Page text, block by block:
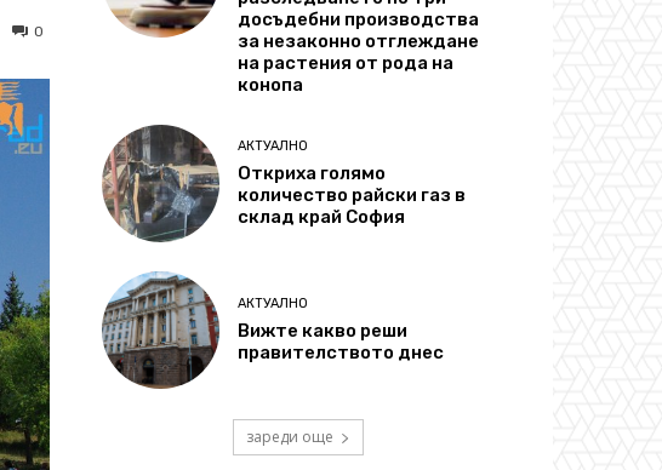
0
досъдебни производства
за незаконно отглеждане
на растения от рода на
конопа
АКТУАЛНО
Откриха голямо
количество райски газ в
склад край София
АКТУАЛНО
Вижте какво реши
правителството днес
зареди още